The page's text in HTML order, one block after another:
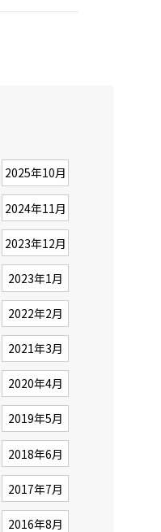
2025年10月
2024年11月
2023年12月
2023年1月
2022年2月
2021年3月
2020年4月
2019年5月
2018年6月
2017年7月
2016年8月